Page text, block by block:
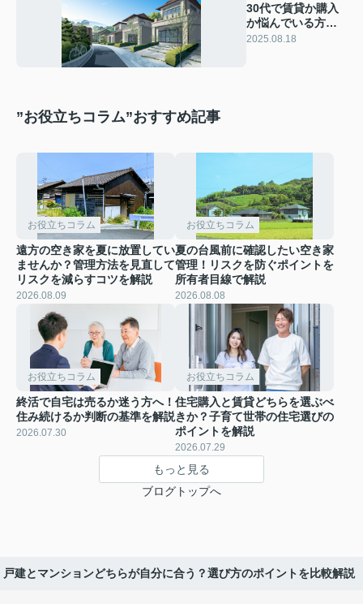
30代で賃貸か購入
か悩んでいる方必
見！住まい選びの
2025.08.18
”お役立ちコラム”おすすめ記事
お役立ちコラム
遠方の空き家を夏に放置してい
ませんか？管理方法を見直して
リスクを減らすコツを解説
2026.08.09
お役立ちコラム
夏の台風前に確認したい空き家
管理！リスクを防ぐポイントを
所有者目線で解説
2026.08.08
お役立ちコラム
終活で自宅は売るか迷う方へ！
住み続けるか判断の基準を解説
2026.07.30
お役立ちコラム
住宅購入と賃貸どちらを選ぶべ
きか？子育て世帯の住宅選びの
ポイントを解説
2026.07.29
もっと見る
ブログトップへ
戸建とマンションどちらが自分に合う？選び方のポイントを比較解説